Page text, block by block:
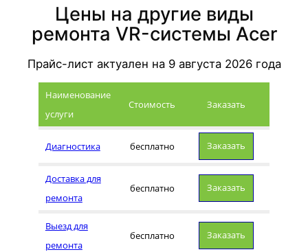
Цены на другие виды
ремонта VR-системы Acer
Прайс-лист актуален на 9 августа 2026года
Наименование
услуги
Стоимость Заказать
Диагностика бесплатно Заказать
Доставка для
ремонта
бесплатно Заказать
Выезд для
ремонта
бесплатно Заказать